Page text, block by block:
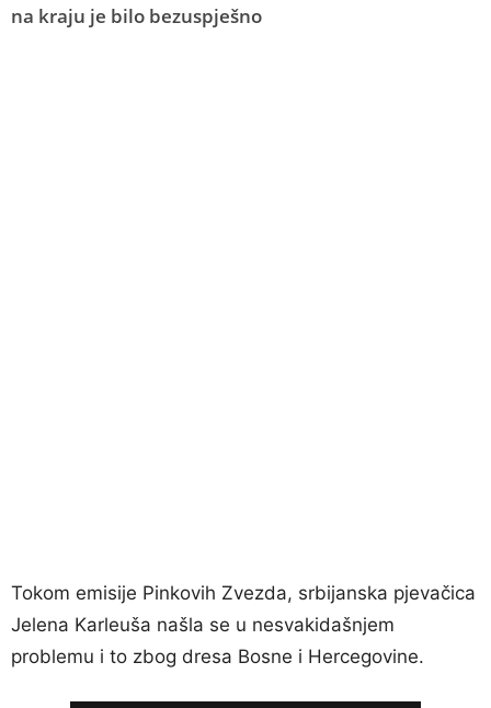
na kraju je bilo bezuspješno
Tokom emisije Pinkovih Zvezda, srbijanska pjevačica
Jelena Karleuša našla se u nesvakidašnjem
problemu i to zbog dresa Bosne i Hercegovine.